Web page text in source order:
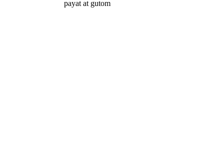
payat at gutom